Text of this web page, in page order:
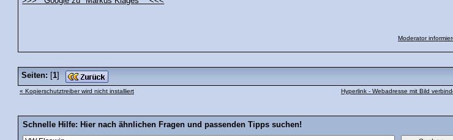
Moderator
Seiten: [1]
« Kopierschutztreiber wird nicht installiert Hyperlink - Webadresse mit Bild
Schnelle Hilfe: Hier nach ähnlichen Fragen und passenden Tipps suchen!